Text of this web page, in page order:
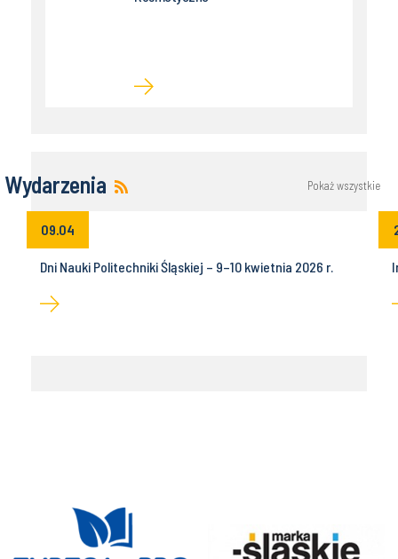
Wydarzenia Pokaż wszystkie
09.04
Dni Nauki Politechniki Śląskiej – 9–10 kwietnia 2026 r.